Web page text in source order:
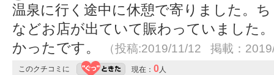
温泉に行く途中に休憩で寄りました。
などお店が出ていて賑わっていました
かったです。
（投稿:2019/11/12 掲載：
このクチコミに 現在： 0人